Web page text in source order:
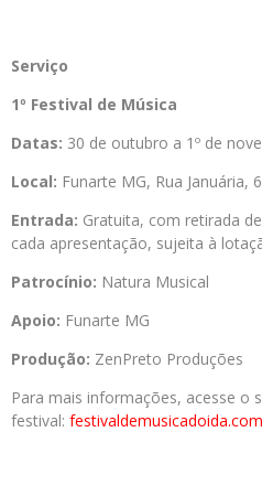
Serviço
1º Festival de Música
Datas: 30 de outubro a 1º de
Local: Funarte MG, Rua Januária,
Entrada: Gratuita, com retirada
cada apresentação, sujeita à
Patrocínio: Natura Musical
Apoio: Funarte MG
Produção: ZenPreto Produções
Para mais informações, acesse o
festival: